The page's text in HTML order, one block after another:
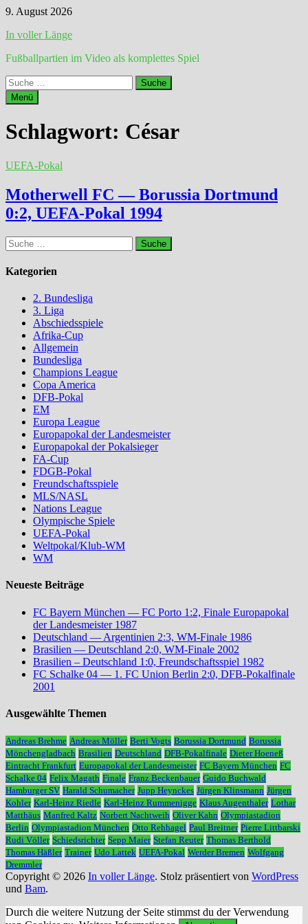
Zum
springen
9. August 2026
In voller Länge
Fußballpartien im Video als komplettes Spiel
Suche
nach:
Menü
Schlagwort: César
UEFA-Pokal
Motherwell FC — Borussia Dortmund
0:2, UEFA-Pokal 1994
Suche
nach:
Kategorien
2. Bundesliga
3. Liga
Abschiedsspiele
Afrika-Cup
Allgemein
Bundesliga
Champions League
Copa America
DFB-Pokal
EM
Europa League
Europapokal der Landesmeister
Europapokal der Pokalsieger
FA-Cup
FDGB-Pokal
Freundschaftsspiele
MLS/NASL
Nations League
Olympische Spiele
UEFA-Pokal
Weltpokal/Klub-WM
WM
Neueste Beiträge
FC Bayern München — FC Porto 1:2, Finale Europapokal
der Landesmeister 1987
Deutschland — Argentinien 2:3, WM-Finale 1986
Brasilien — Deutschland 2:0, WM-Finale 2002
Brasilien – Deutschland 1:0, Freundschaftsspiel 1982
FC Schalke 04 — 1. FC Union Berlin 2:0, DFB-Pokalfinale
2001
Ausgewählte Themen
Andreas Brehme Andreas Möller Berti Vogts Borussia Dortmund Borussia
Mönchengladbach Brasilien Deutschland DFB-Pokalfinale Dieter Hoeneß
Eintracht Frankfurt Europapokal der Landesmeister FC Bayern München FC
Schalke 04 Felix Magath Finale Franz Beckenbauer Guido Buchwald
Hamburger SV Harald Schumacher Jupp Heynckes Jürgen Klinsmann Jürgen
Kohler Karl-Heinz Riedle Karl-Heinz Rummenigge Klaus Augenthaler Lothar
Matthäus Manfred Kaltz Norbert Nachtweih Oliver Kahn Olympiastadion
Berlin Olympiastadion München Otto Rehhagel Paul Breitner Pierre Littbarski
Rudi Völler Schiedsrichter Sepp Maier Stefan Reuter Thomas Berthold
Thomas Häßler Trainer Udo Lattek UEFA-Pokal Werder Bremen Wolfgang
Dremmler
Copyright © 2026 In voller Länge. Stolz präsentiert von WordPress
und Bam.
Durch die weitere Nutzung der Seite stimmst du der Verwendung